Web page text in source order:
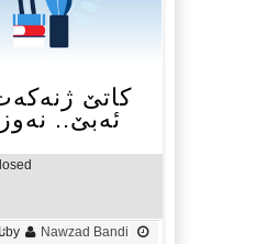
کاتێ
ئەبێ..
by Nawzad Bandi